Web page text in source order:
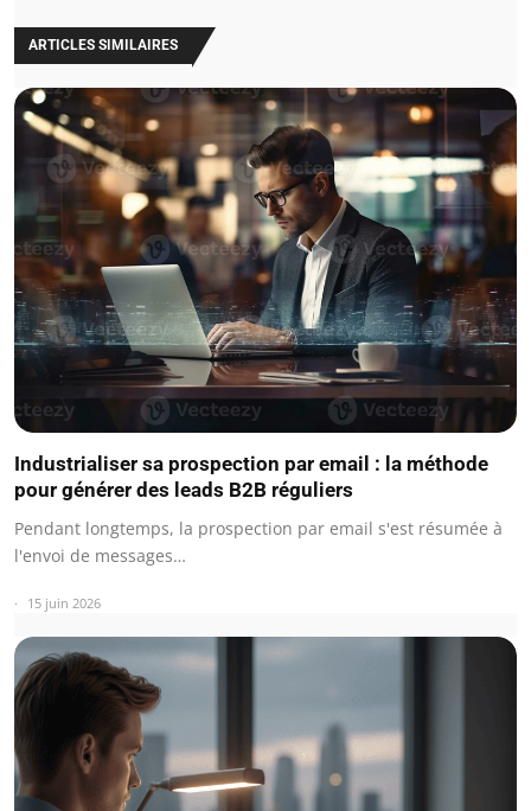
ARTICLES SIMILAIRES
Industrialiser sa prospection par email : la méthode
pour générer des leads B2B réguliers
Pendant longtemps, la prospection par email s'est résumée à
l'envoi de messages…
15 juin 2026